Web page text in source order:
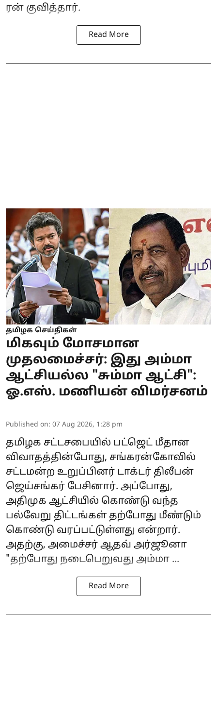
ரன் குவித்தார்.
Read More
தமிழக செய்திகள்
மிகவும் மோசமான
முதலமைச்சர்: இது அம்மா
ஆட்சியல்ல "சும்மா ஆட்சி":
ஓ.எஸ். மணியன் விமர்சனம்
Published on: 07 Aug 2026, 1:28 pm
தமிழக சட்டசபையில் பட்ஜெட் மீதான
விவாதத்தின்போது, சங்கரன்கோவில்
சட்டமன்ற உறுப்பினர் டாக்டர் திலீபன்
ஜெய்சங்கர் பேசினார். அப்போது,
அதிமுக ஆட்சியில் கொண்டு வந்த
பல்வேறு திட்டங்கள் தற்போது மீண்டும்
கொண்டு வரப்பட்டுள்ளது என்றார்.
அதற்கு, அமைச்சர் ஆதவ் அர்ஜூனா
"தற்போது நடைபெறுவது அம்மா ...
Read More